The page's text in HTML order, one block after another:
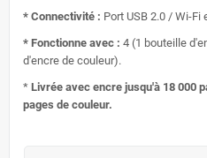
* Connectivité : Port USB 2.0 / Wi-Fi
* Fonctionne avec : 4 (1 bouteille
d'encre de couleur).
* Livrée avec encre jusqu'à 18 000
pages de couleur.